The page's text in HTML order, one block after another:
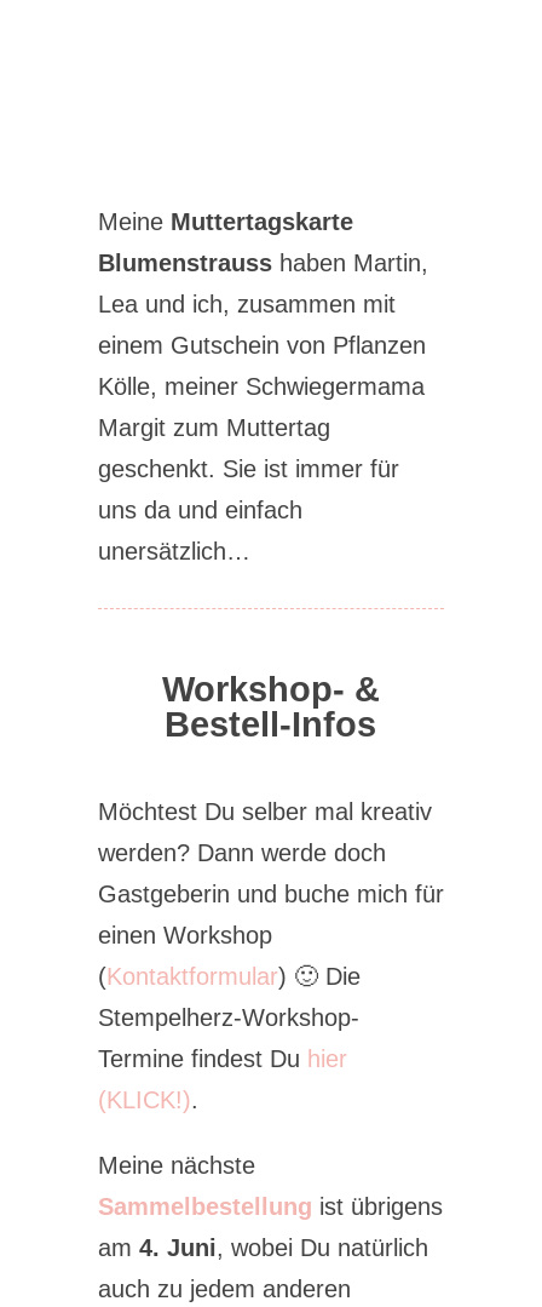
MeineMuttertagskarte
Blumenstrausshaben Martin,
Lea und ich, zusammen mit
einem Gutschein von Pflanzen
Kölle, meiner Schwiegermama
Margit zum Muttertag
geschenkt. Sie ist immer für
uns da und einfach
unersätzlich…
Workshop- &
Bestell-Infos
Möchtest Du selber mal kreativ
werden? Dann werde doch
Gastgeberin und buche mich für
einen Workshop
(Kontaktformular) 🙂 Die
Stempelherz-Workshop-
Termine findest Du hier
(KLICK!).
Meine nächste
Sammelbestellung ist übrigens
am 4. Juni, wobei Du natürlich
auch zu jedem anderen